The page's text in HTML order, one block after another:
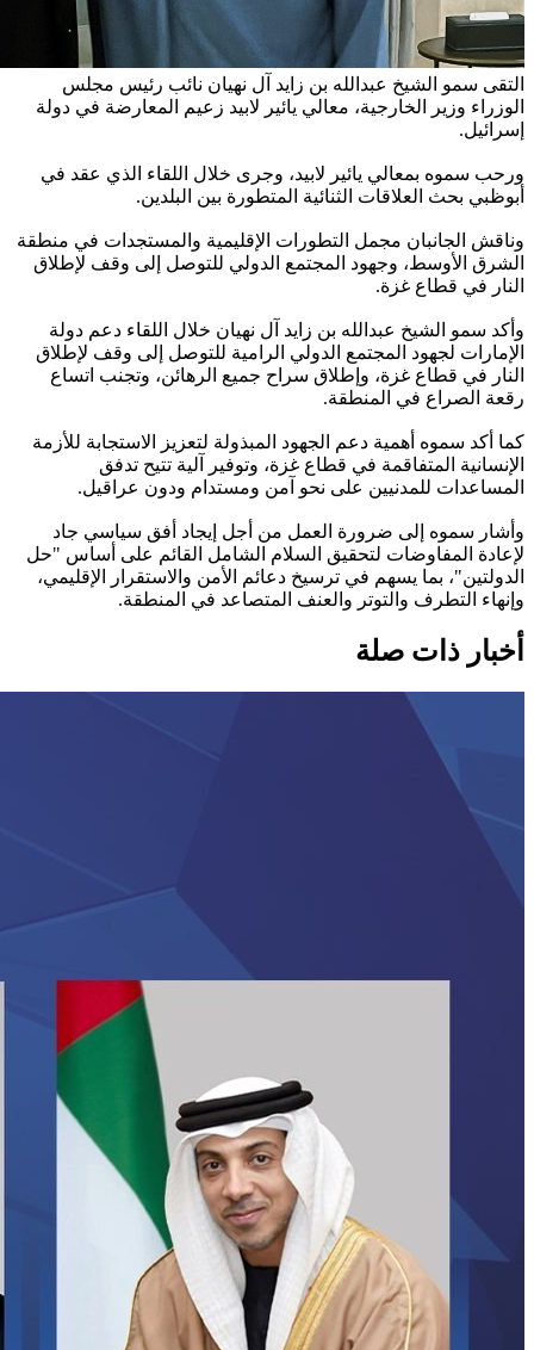
التقى سمو الشيخ عبدالله بن زايد آل نهيان نائب رئيس مجلس
الوزراء وزير الخارجية، معالي يائير لابيد زعيم المعارضة في دولة
إسرائيل.
ورحب سموه بمعالي يائير لابيد، وجرى خلال اللقاء الذي عقد في
أبوظبي بحث العلاقات الثنائية المتطورة بين البلدين.
وناقش الجانبان مجمل التطورات الإقليمية والمستجدات في منطقة
الشرق الأوسط، وجهود المجتمع الدولي للتوصل إلى وقف لإطلاق
النار في قطاع غزة.
وأكد سمو الشيخ عبدالله بن زايد آل نهيان خلال اللقاء دعم دولة
الإمارات لجهود المجتمع الدولي الرامية للتوصل إلى وقف لإطلاق
النار في قطاع غزة، وإطلاق سراح جميع الرهائن، وتجنب اتساع
رقعة الصراع في المنطقة.
كما أكد سموه أهمية دعم الجهود المبذولة لتعزيز الاستجابة للأزمة
الإنسانية المتفاقمة في قطاع غزة، وتوفير آلية تتيح تدفق
المساعدات للمدنيين على نحو آمن ومستدام ودون عراقيل.
وأشار سموه إلى ضرورة العمل من أجل إيجاد أفق سياسي جاد
لإعادة المفاوضات لتحقيق السلام الشامل القائم على أساس "حل
الدولتين"، بما يسهم في ترسيخ دعائم الأمن والاستقرار الإقليمي،
وإنهاء التطرف والتوتر والعنف المتصاعد في المنطقة.
أخبار ذات صلة